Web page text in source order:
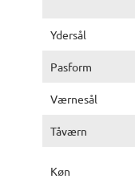
Ydersål
Pasform
Værnesål
Tåværn
Køn